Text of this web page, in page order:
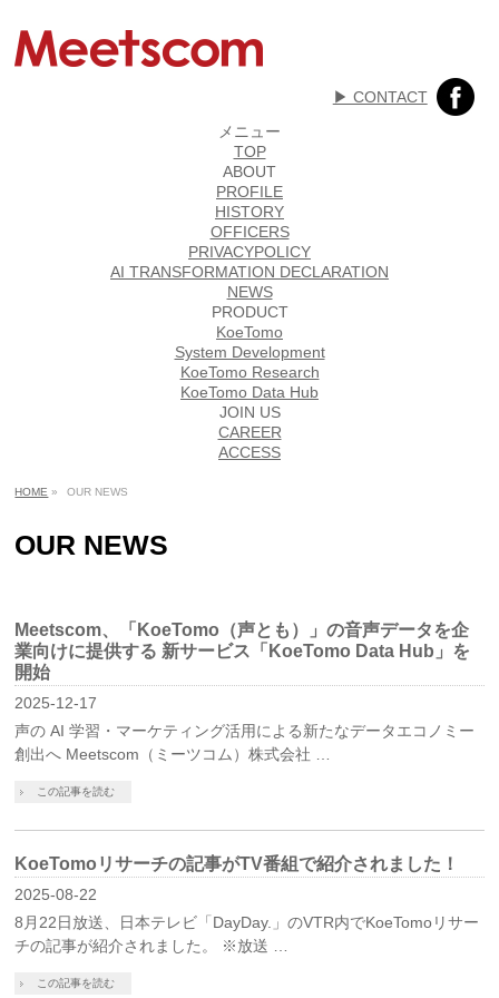
▶︎ CONTACT
メニュー
TOP
ABOUT
PROFILE
HISTORY
OFFICERS
PRIVACYPOLICY
AI TRANSFORMATION DECLARATION
NEWS
PRODUCT
KoeTomo
System Development
KoeTomo Research
KoeTomo Data Hub
JOIN US
CAREER
ACCESS
HOME » OUR NEWS
OUR NEWS
Meetscom、「KoeTomo（声とも）」の音声データを企
業向けに提供する 新サービス「KoeTomo Data Hub」を
開始
2025-12-17
声の AI 学習・マーケティング活用による新たなデータエコノミー
創出へ Meetscom（ミーツコム）株式会社 …
この記事を読む
KoeTomoリサーチの記事がTV番組で紹介されました！
2025-08-22
8月22日放送、日本テレビ「DayDay.」のVTR内でKoeTomoリサー
チの記事が紹介されました。 ※放送 …
この記事を読む